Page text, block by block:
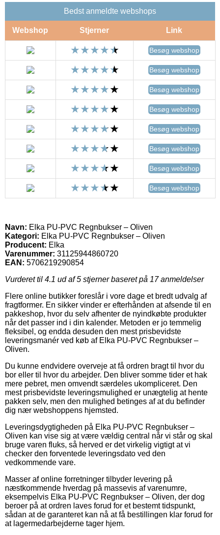
Bedst anmeldte webshops
Webshop Stjerner Link
Besøg webshop
Besøg webshop
Besøg webshop
Besøg webshop
Besøg webshop
Besøg webshop
Besøg webshop
Besøg webshop
Navn: Elka PU-PVC Regnbukser – Oliven
Kategori: Elka PU-PVC Regnbukser – Oliven
Producent: Elka
Varenummer: 31125944860720
EAN: 5706219290854
Vurderet til 4.1 ud af 5 stjerner baseret på 17anmeldelser
Flere online butikker foreslår i vore dage et bredt udvalg af
fragtformer. En sikker vinder er efterhånden at afsende til en
pakkeshop, hvor du selv afhenter de nyindkøbte produkter
når det passer ind i din kalender. Metoden er jo temmelig
fleksibel, og endda desuden den mest prisbevidste
leveringsmanér ved køb af Elka PU-PVC Regnbukser –
Oliven.
Du kunne endvidere overveje at få ordren bragt til hvor du
bor eller til hvor du arbejder. Den bliver somme tider et hak
mere pebret, men omvendt særdeles ukompliceret. Den
mest prisbevidste leveringsmulighed er unægtelig at hente
pakken selv, men den mulighed betinges af at du befinder
dig nær webshoppens hjemsted.
Leveringsdygtigheden på Elka PU-PVC Regnbukser –
Oliven kan vise sig at være vældig central når vi står og skal
bruge varen fluks, så herved er det virkelig vigtigt at vi
checker den forventede leveringsdato ved den
vedkommende vare.
Masser af online forretninger tilbyder levering på
næstkommende hverdag på massevis af varenumre,
eksempelvis Elka PU-PVC Regnbukser – Oliven, der dog
beroer på at ordren laves forud for et bestemt tidspunkt,
sådan at de garanteret kan nå at få bestillingen klar forud for
at lagermedarbejderne tager hjem.